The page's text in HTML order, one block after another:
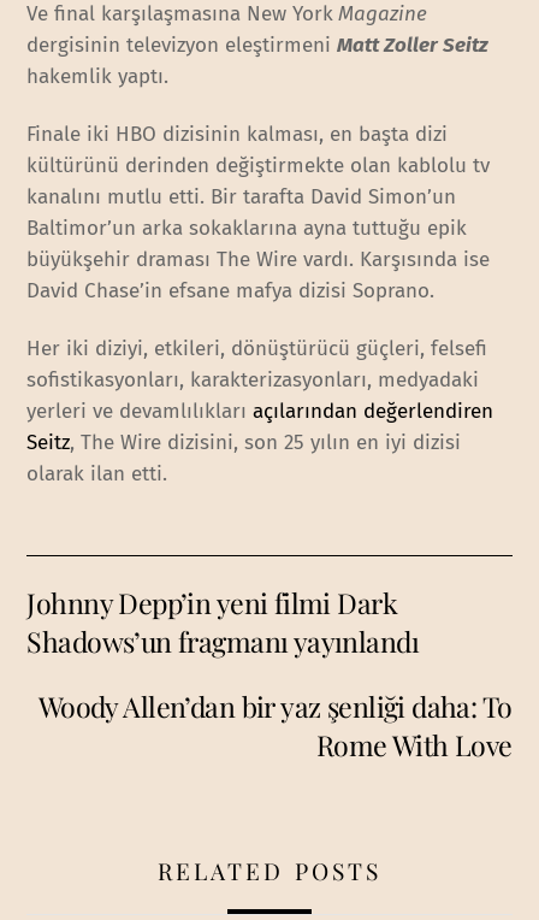
Ve final karşılaşmasına New YorkMagazine
dergisinin televizyon eleştirmeniMatt Zoller Seitz
hakemlik yaptı.
Finale iki HBO dizisinin kalması, en başta dizi
kültürünü derinden değiştirmekte olan kablolu tv
kanalını mutlu etti. Bir tarafta David Simon’un
Baltimor’un arka sokaklarına ayna tuttuğu epik
büyükşehir draması The Wire vardı. Karşısında ise
David Chase’in efsane mafya dizisi Soprano.
Her iki diziyi, etkileri, dönüştürücü güçleri, felsefi
sofistikasyonları, karakterizasyonları, medyadaki
yerleri ve devamlılıklarıaçılarından değerlendiren
Seitz, The Wire dizisini, son 25 yılın en iyi dizisi
olarak ilan etti.
Johnny Depp’in yeni filmi Dark
Shadows’un fragmanı yayınlandı
Woody Allen’dan bir yaz şenliği daha: To
Rome With Love
RELATED POSTS